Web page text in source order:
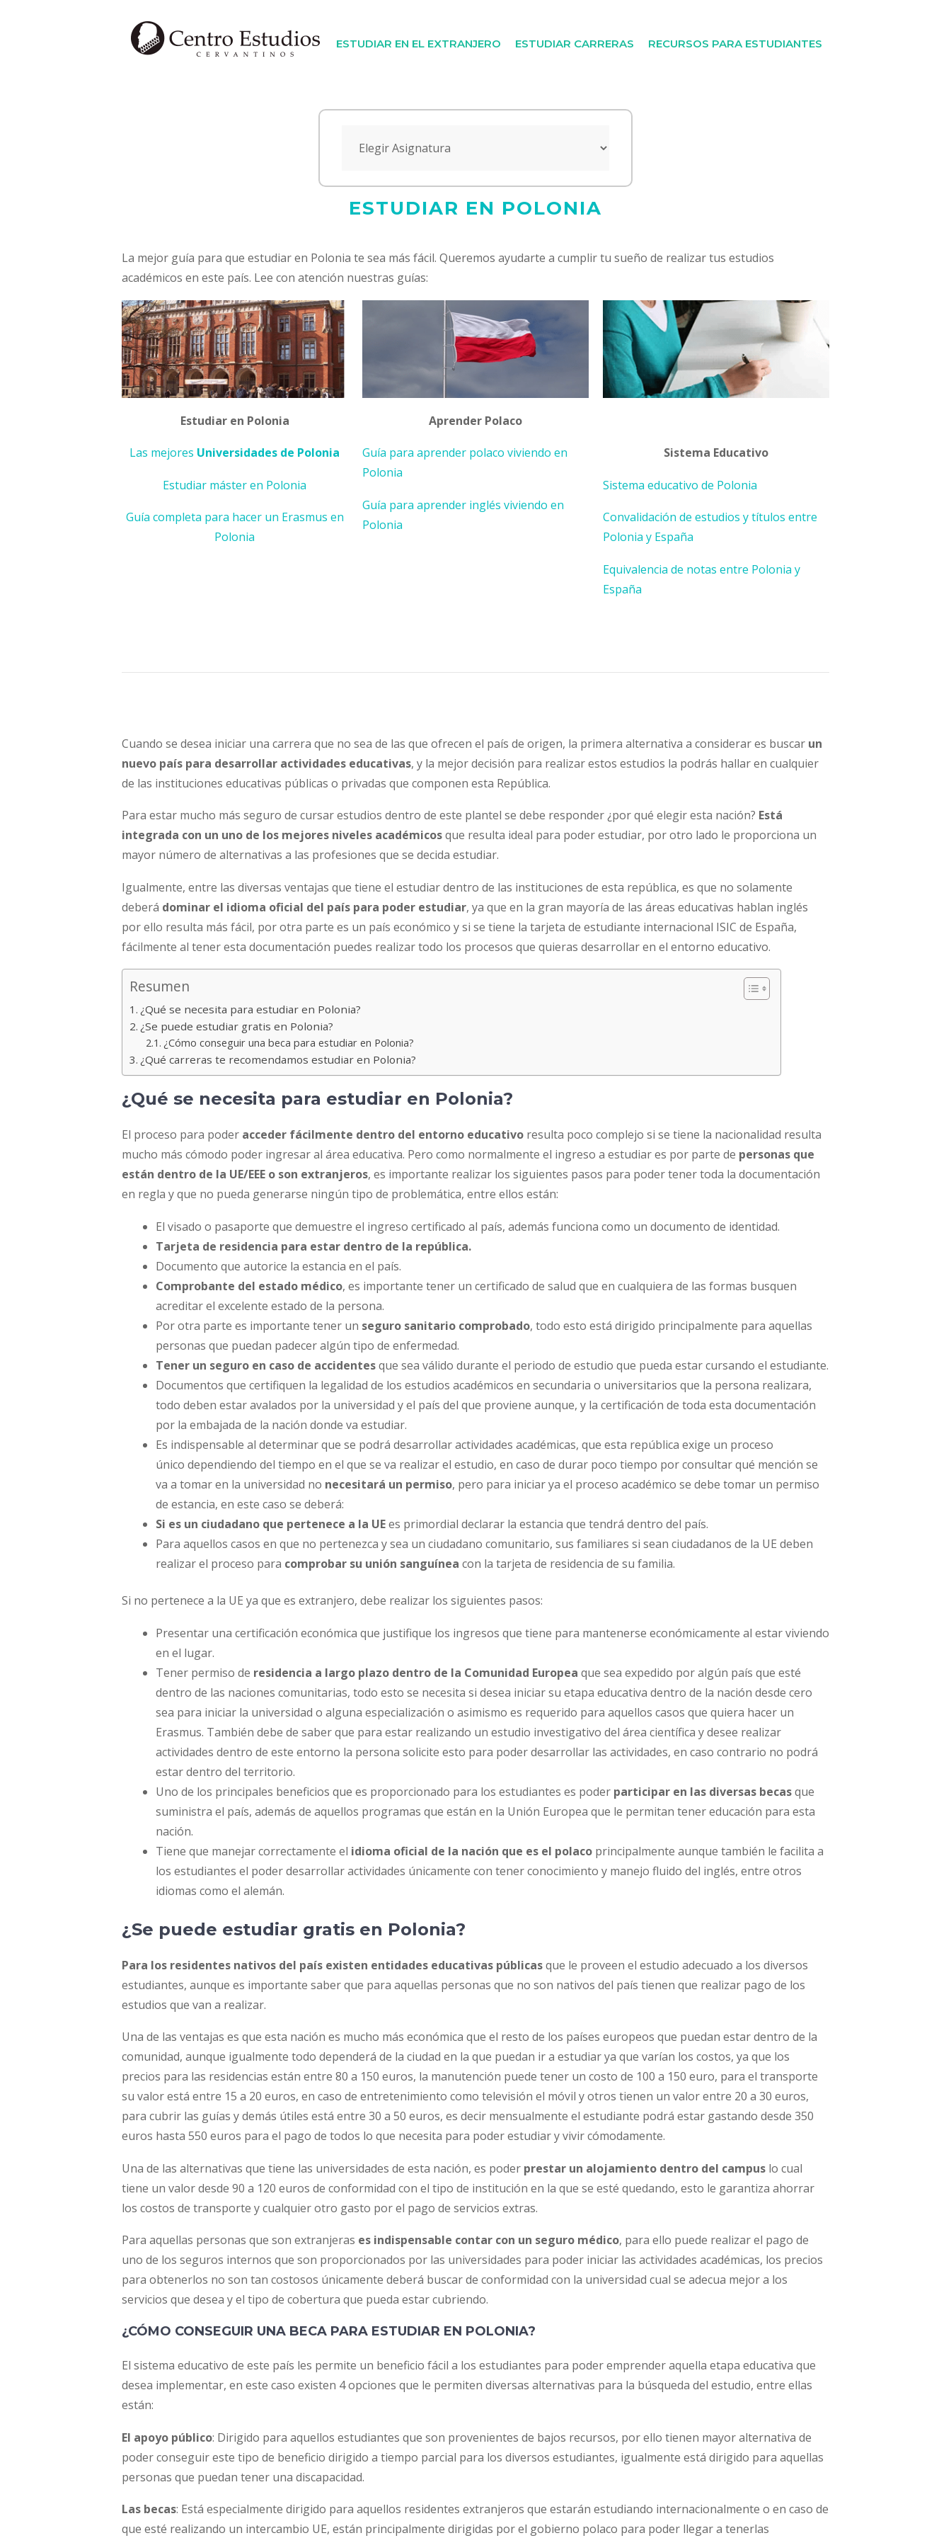
ESTUDIAR EN EL EXTRANJERO ESTUDIAR CARRERAS RECURSOS PARA ESTUDIANTES
ESTUDIAR EN POLONIA
La mejor guía para que estudiar en Polonia te sea más fácil. Queremos ayudarte a cumplir tu sueño de realizar tus estudios
académicos en este país. Lee con atención nuestras guías:
Estudiar en Polonia
Las mejores Universidades de Polonia
Estudiar máster en Polonia
Guía completa para hacer un Erasmus en
Polonia
Aprender Polaco
Guía para aprender polaco viviendo en
Polonia
Guía para aprender inglés viviendo en
Polonia
Sistema Educativo
Sistema educativo de Polonia
Convalidación de estudios y títulos entre
Polonia y España
Equivalencia de notas entre Polonia y
España
Cuando se desea iniciar una carrera que no sea de las que ofrecen el país de origen, la primera alternativa a considerar es buscar un
nuevo país para desarrollar actividades educativas, y la mejor decisión para realizar estos estudios la podrás hallar en cualquier
de las instituciones educativas públicas o privadas que componen esta República.
Para estar mucho más seguro de cursar estudios dentro de este plantel se debe responder ¿por qué elegir esta nación? Está
integrada con un uno de los mejores niveles académicosque resulta ideal para poder estudiar, por otro lado le proporciona un
mayor número de alternativas a las profesiones que se decida estudiar.
Igualmente, entre las diversas ventajas que tiene el estudiar dentro de las instituciones de esta república, es que no solamente
deberá dominar el idioma oficial del país para poder estudiar, ya que en la gran mayoría de las áreas educativas hablan inglés
por ello resulta más fácil, por otra parte es un país económico y si se tiene la tarjeta de estudiante internacional ISIC de España,
fácilmente al tener esta documentación puedes realizar todo los procesos que quieras desarrollar en el entorno educativo.
Resumen
¿Qué se necesita para estudiar en Polonia?
¿Se puede estudiar gratis en Polonia?
¿Cómo conseguir una beca para estudiar en Polonia?
¿Qué carreras te recomendamos estudiar en Polonia?
¿Qué se necesita para estudiar en Polonia?
El proceso para poder acceder fácilmente dentro del entorno educativo resulta poco complejo si se tiene la nacionalidad resulta
mucho más cómodo poder ingresar al área educativa. Pero como normalmente el ingreso a estudiar es por parte de personas que
están dentro de la UE/EEE o son extranjeros, es importante realizar los siguientes pasos para poder tener toda la documentación
en regla y que no pueda generarse ningún tipo de problemática, entre ellos están:
El visado o pasaporte que demuestre el ingreso certificado al país, además funciona como un documento de identidad.
Tarjeta de residencia para estar dentro de la república.
Documento que autorice la estancia en el país.
Comprobante del estado médico, es importante tener un certificado de salud que en cualquiera de las formas busquen
acreditar el excelente estado de la persona.
Por otra parte es importante tener un seguro sanitario comprobado, todo esto está dirigido principalmente para aquellas
personas que puedan padecer algún tipo de enfermedad.
Tener un seguro en caso de accidentesque sea válido durante el periodo de estudio que pueda estar cursando el estudiante.
Documentos que certifiquen la legalidad de los estudios académicos en secundaria o universitarios que la persona realizara,
todo deben estar avalados por la universidad y el país del que proviene aunque, y la certificación de toda esta documentación
por la embajada de la nación donde va estudiar.
Es indispensable al determinar que se podrá desarrollar actividades académicas, que esta república exige un proceso
único dependiendo del tiempo en el que se va realizar el estudio, en caso de durar poco tiempo por consultar qué mención se
va a tomar en la universidad no necesitará un permiso, pero para iniciar ya el proceso académico se debe tomar un permiso
de estancia, en este caso se deberá:
Si es un ciudadano que pertenece a la UEes primordial declarar la estancia que tendrá dentro del país.
Para aquellos casos en que no pertenezca y sea un ciudadano comunitario, sus familiares si sean ciudadanos de la UE deben
realizar el proceso para comprobar su unión sanguínea con la tarjeta de residencia de su familia.
Si no pertenece a la UE ya que es extranjero, debe realizar los siguientes pasos:
Presentar una certificación económica que justifique los ingresos que tiene para mantenerse económicamente al estar viviendo
en el lugar.
Tener permiso de residencia a largo plazo dentro de la Comunidad Europea que sea expedido por algún país que esté
dentro de las naciones comunitarias, todo esto se necesita si desea iniciar su etapa educativa dentro de la nación desde cero
sea para iniciar la universidad o alguna especialización o asimismo es requerido para aquellos casos que quiera hacer un
Erasmus. También debe de saber que para estar realizando un estudio investigativo del área científica y desee realizar
actividades dentro de este entorno la persona solicite esto para poder desarrollar las actividades, en caso contrario no podrá
estar dentro del territorio.
Uno de los principales beneficios que es proporcionado para los estudiantes es poder participar en las diversas becasque
suministra el país, además de aquellos programas que están en la Unión Europea que le permitan tener educación para esta
nación.
Tiene que manejar correctamente el idioma oficial de la nación que es el polaco principalmente aunque también le facilita a
los estudiantes el poder desarrollar actividades únicamente con tener conocimiento y manejo fluido del inglés, entre otros
idiomas como el alemán.
¿Se puede estudiar gratis en Polonia?
Para los residentes nativos del país existen entidades educativas públicasque le proveen el estudio adecuado a los diversos
estudiantes, aunque es importante saber que para aquellas personas que no son nativos del país tienen que realizar pago de los
estudios que van a realizar.
Una de las ventajas es que esta nación es mucho más económica que el resto de los países europeos que puedan estar dentro de la
comunidad, aunque igualmente todo dependerá de la ciudad en la que puedan ir a estudiar ya que varían los costos, ya que los
precios para las residencias están entre 80 a 150 euros, la manutención puede tener un costo de 100 a 150 euro, para el transporte
su valor está entre 15 a 20 euros, en caso de entretenimiento como televisión el móvil y otros tienen un valor entre 20 a 30 euros,
para cubrir las guías y demás útiles está entre 30 a 50 euros, es decir mensualmente el estudiante podrá estar gastando desde 350
euros hasta 550 euros para el pago de todos lo que necesita para poder estudiar y vivir cómodamente.
Una de las alternativas que tiene las universidades de esta nación, es poder prestar un alojamiento dentro del campus lo cual
tiene un valor desde 90 a 120 euros de conformidad con el tipo de institución en la que se esté quedando, esto le garantiza ahorrar
los costos de transporte y cualquier otro gasto por el pago de servicios extras.
Para aquellas personas que son extranjeras es indispensable contar con un seguro médico, para ello puede realizar el pago de
uno de los seguros internos que son proporcionados por las universidades para poder iniciar las actividades académicas, los precios
para obtenerlos no son tan costosos únicamente deberá buscar de conformidad con la universidad cual se adecua mejor a los
servicios que desea y el tipo de cobertura que pueda estar cubriendo.
¿CÓMO CONSEGUIR UNA BECA PARA ESTUDIAR EN POLONIA?
El sistema educativo de este país les permite un beneficio fácil a los estudiantes para poder emprender aquella etapa educativa que
desea implementar, en este caso existen 4 opciones que le permiten diversas alternativas para la búsqueda del estudio, entre ellas
están:
El apoyo público: Dirigido para aquellos estudiantes que son provenientes de bajos recursos, por ello tienen mayor alternativa de
poder conseguir este tipo de beneficio dirigido a tiempo parcial para los diversos estudiantes, igualmente está dirigido para aquellas
personas que puedan tener una discapacidad.
Las becas: Está especialmente dirigido para aquellos residentes extranjeros que estarán estudiando internacionalmente o en caso de
que esté realizando un intercambio UE, están principalmente dirigidas por el gobierno polaco para poder llegar a tenerlas